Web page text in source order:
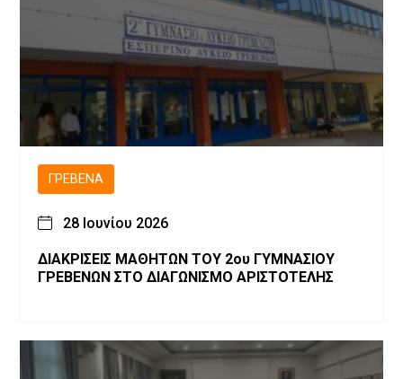
ΓΡΕΒΕΝΆ
28 Ιουνίου 2026
ΔΙΑΚΡΙΣΕΙΣ ΜΑΘΗΤΩΝ ΤΟΥ 2ου ΓΥΜΝΑΣΙΟΥ
ΓΡΕΒΕΝΩΝ ΣΤΟ ΔΙΑΓΩΝΙΣΜΟ ΑΡΙΣΤΟΤΕΛΗΣ